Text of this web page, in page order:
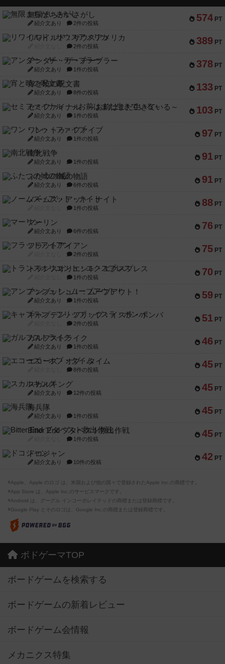
574 PT
無限まちがいさがし
紹介文あり 2件の投稿
389 PT
リワイルド：サウスアメリカ
2件の投稿
378 PT
アンダー・ザ・テーブラー
紹介文あり 1件の投稿
133 PT
宵と暁の呪文書
紹介文あり 8件の投稿
103 PT
セミファイナル ～お前はまだ生きている～
紹介文あり 1件の投稿
97 PT
ワン・トゥ・ファイブ
紹介文あり 1件の投稿
91 PT
南北戦争
紹介文あり 1件の投稿
91 PT
ふたつの城の物語
紹介文あり 6件の投稿
88 PT
ノームズ・アット・ナイト
1件の投稿
76 PT
マーリン
紹介文あり 6件の投稿
75 PT
フラットアイアン
2件の投稿
70 PT
トランスオリエント・エクスプレス
1件の投稿
59 PT
アンブッシュ！：ムーブアウト！
紹介文あり 1件の投稿
51 PT
キャプテン・フリップ：イスラ・ボンバ
2件の投稿
46 PT
ガルフストライク
紹介文あり 1件の投稿
45 PT
エコーズ・オブ・タイム
8件の投稿
45 PT
スカルキング
紹介文あり 12件の投稿
45 PT
海兵隊
紹介文あり 1件の投稿
45 PT
Bitter End ブタペスト救出作戦
1件の投稿
42 PT
ドコジャン
紹介文あり 10件の投稿
※Apple、Apple のロゴ は、米国および他の国々で登録されたApple Inc.の商標です。
※App Store は、Apple Inc.のサービスマークです。
※Android は、グーグル インコーポレイテッドの商標または登録商標です。
※Google Play とそのロゴは、Google Inc.の商標または登録商標です。
ボドゲーマTOP
ボードゲームを検索する
ボードゲームの新着レビュー
ボードゲーム会情報
メカニクス特集